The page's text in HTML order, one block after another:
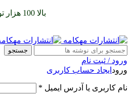
بالا 100 هزار تومان
جستجو
ورود / ثبت نام
ورود ایجاد حساب کاربری
نام کاربری یا آدرس ایمیل *